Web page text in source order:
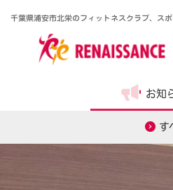
千葉県浦安市北栄のフィットネスクラブ、ス
お知
す